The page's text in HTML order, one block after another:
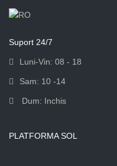
Suport 24/7
Luni-Vin: 08 - 18
Sam: 10 -14
Dum: Inchis
PLATFORMA SOL